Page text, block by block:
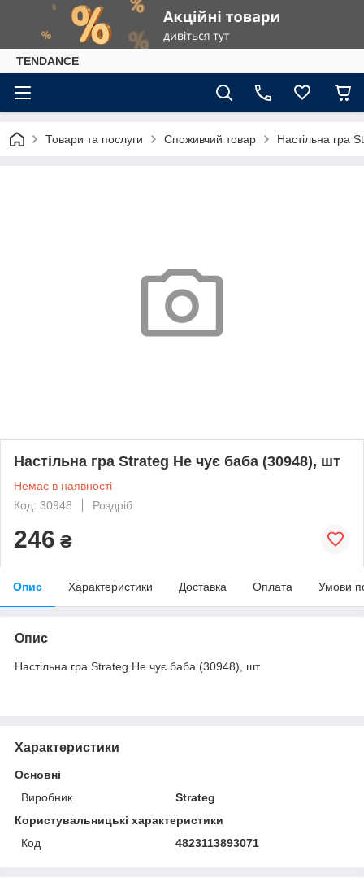
TENDANCE
Товари та послуги Споживчий товар Настільна гра
Настільна гра Strateg Не чує баба (30948), шт
Немає в наявності
Код: 30948
Роздріб
246 ₴
Опис Характеристики Доставка Оплата Умови
Опис
Настільна гра Strateg Не чує баба (30948), шт
Характеристики
Основні
Виробник
Strateg
Користувальницькі характеристики
Код
4823113893071